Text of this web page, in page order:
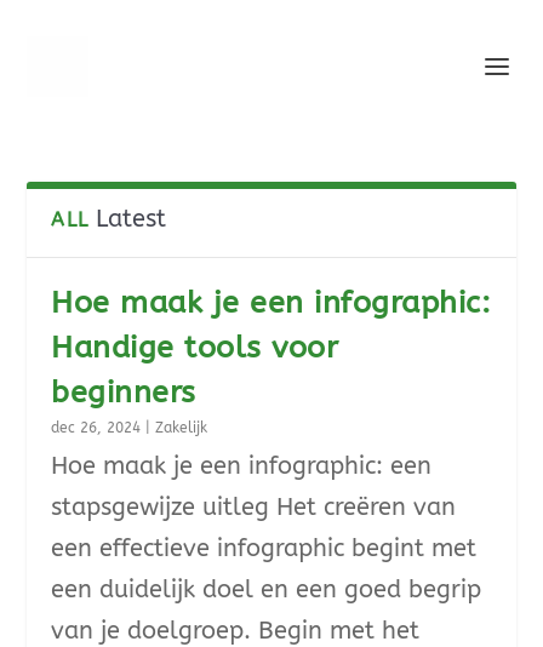
ALL Latest
Hoe maak je een infographic:
Handige tools voor
beginners
dec 26, 2024 |Zakelijk
Hoe maak je een infographic: een
stapsgewijze uitleg Het creëren van
een effectieve infographic begint met
een duidelijk doel en een goed begrip
van je doelgroep. Begin met het